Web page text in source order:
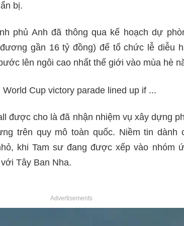
bị.
phủ Anh đã thông qua kế hoạch dự
gần 16 tỷ đồng) để tổ chức lễ diễu
lên ngôi cao nhất thế giới vào mùa hè
được cho là đã nhận nhiệm vụ xây dựng
trên quy mô toàn quốc. Niềm tin dành
khi Tam sư đang được xếp vào nhóm
Tây Ban Nha.
Advertisements